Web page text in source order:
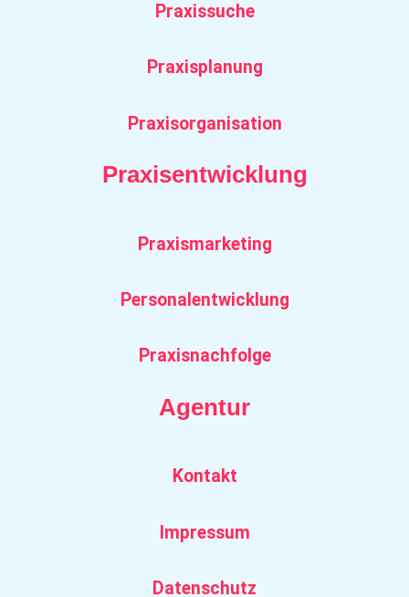
Praxissuche
Praxisplanung
Praxisorganisation
Praxisentwicklung
Praxismarketing
Personalentwicklung
Praxisnachfolge
Agentur
Kontakt
Impressum
Datenschutz